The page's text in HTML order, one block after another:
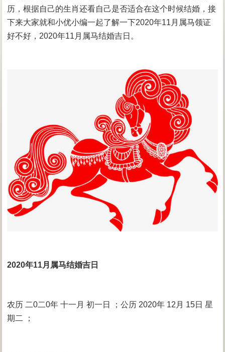
历，根据自己的生肖还看自己是否适合在这个时候结婚，接
下来大家就和小优小编一起了解一下2020年11月属马领证
好不好，2020年11月属马结婚吉日。
2020年11月属马结婚吉日
农历 二0二0年 十一月 初一日 ；公历 2020年 12月 15日 星
期二 ；